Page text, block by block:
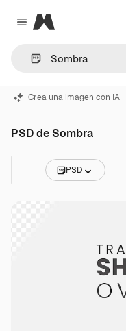
Close menu
Magnific
Crea una imagen con IA
PSD de Sombra
PSD